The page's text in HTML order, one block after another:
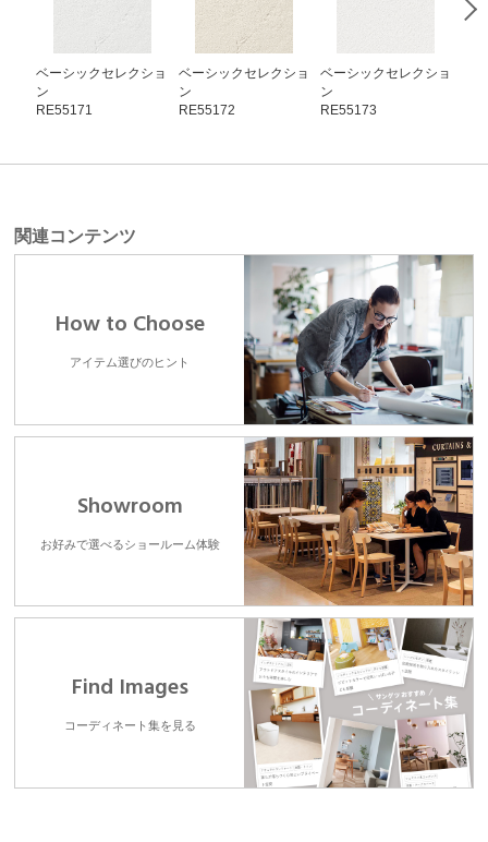
ベーシックセレクショ
ン
RE55171
ベーシックセレクショ
ン
RE55172
ベーシックセレクショ
ン
RE55173
関連コンテンツ
How to Choose
アイテム選びのヒント
Showroom
お好みで選べるショールーム体験
Find Images
コーディネート集を見る